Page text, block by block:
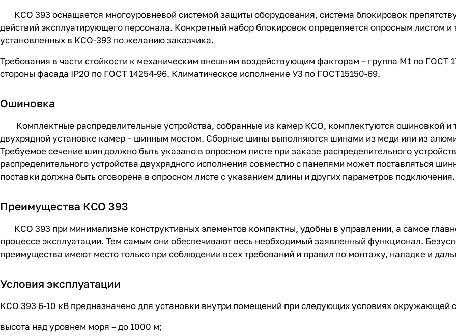
КСО 393 оснащается многоуровневой системой защиты оборудования, система блокировок
действий эксплуатирующего персонала. Конкретный набор блокировок определяется опросным листом
установленных в КСО-393 по желанию заказчика.
Требования в части стойкости к механическим внешним воздействующим факторам – группа М1 по ГОСТ
стороны фасада IP20 по ГОСТ 14254-96. Климатическое исполнение У3 по ГОСТ15150-69.
Ошиновка
Комплектные распределительные устройства, собранные из камер КСО, комплектуются ошиновкой и
двухрядной установке камер – шинным мостом. Сборные шины выполняются шинами из меди или из
Требуемое сечение шин должно быть указано в опросном листе при заказе распределительного
распределительного устройства двухрядного исполнения совместно с панелями может поставляться
поставки должна быть оговорена в опросном листе с указанием длины и других параметров подключения.
Преимущества КСО 393
КСО 393 при минимализме конструктивных элементов компактны, удобны в управлении, а самое
процессе эксплуатации. Тем самым они обеспечивают весь необходимый заявленный функционал.
преимущества имеют место только при соблюдении всех требований и правил по монтажу, наладке и
Условия эксплуатации
КСО 393 6-10 кВ предназначено для установки внутри помещений при следующих условиях окружающей
высота над уровнем моря – до 1000 м;